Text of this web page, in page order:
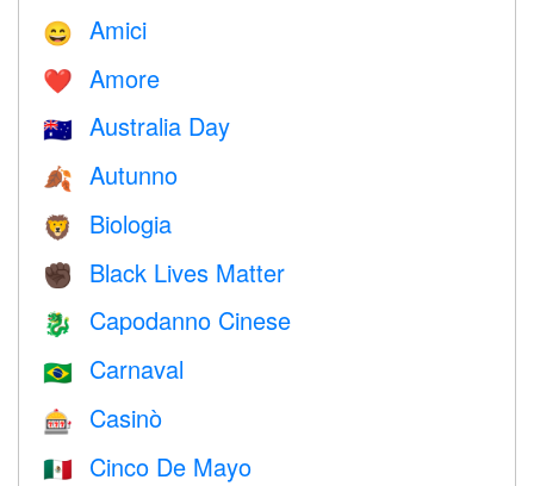
😄 Amici
❤️️ Amore
🇦🇺 Australia Day
🍂 Autunno
🦁 Biologia
✊🏿 Black Lives Matter
🐉 Capodanno Cinese
🇧🇷 Carnaval
🎰 Casinò
🇲🇽 Cinco De Mayo